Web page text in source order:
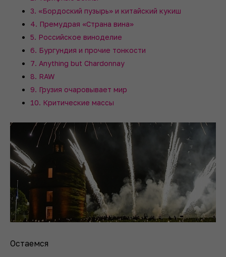
3. «Бордоский пузырь» и китайский кукиш
4. Премудрая «Страна вина»
5. Российское виноделие
6. Бургундия и прочие тонкости
7. Anything but Chardonnay
8. RAW
9. Грузия очаровывает мир
10. Критические массы
Остаемся